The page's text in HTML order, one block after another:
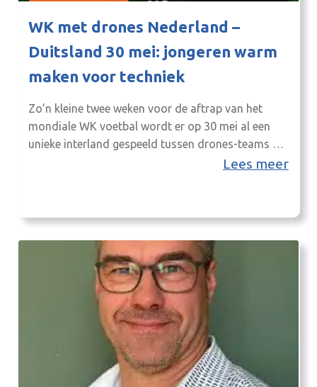
WK met drones Nederland –
Duitsland 30 mei: jongeren warm
maken voor techniek
Zo’n kleine twee weken voor de aftrap van het
mondiale WK voetbal wordt er op 30 mei al een
unieke interland gespeeld tussen drones-teams uit
Nederland en Duitsland. Als het aan de
landen mee gaan doen. Het idee voor deze
Lees meer